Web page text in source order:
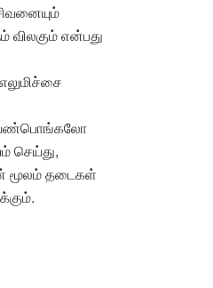
என்பது
செய்து,
மூலம் தடைகள்